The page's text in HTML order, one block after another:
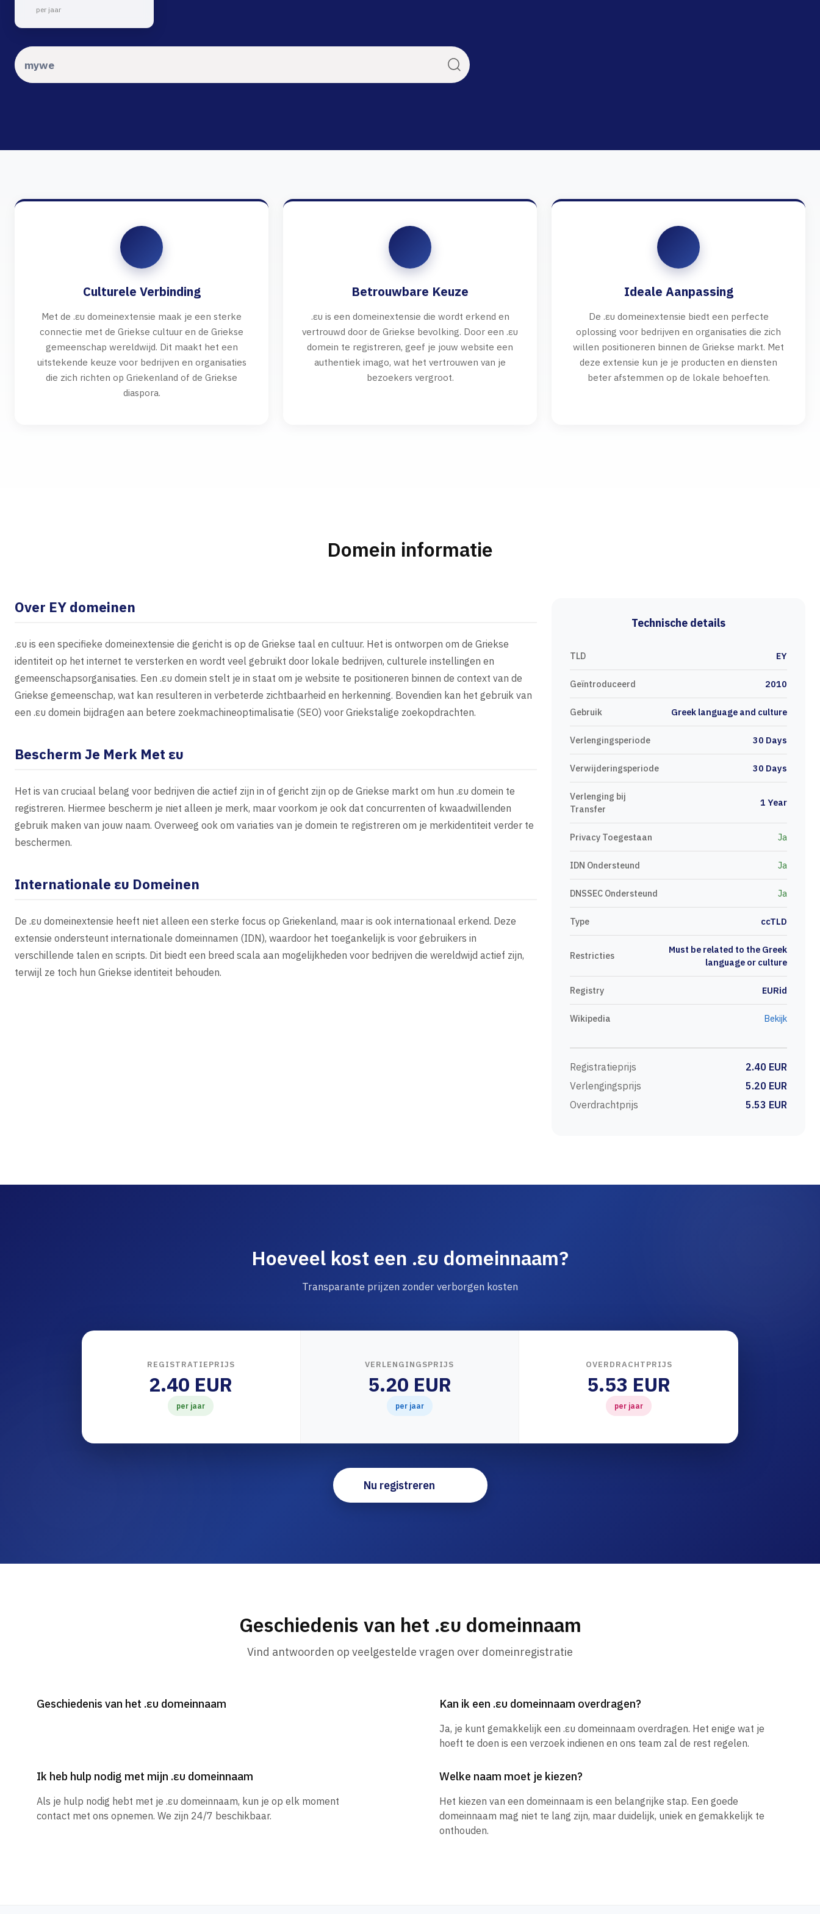
per jaar
Culturele Verbinding
Met de .ευ domeinextensie maak je een sterke
connectie met de Griekse cultuur en de Griekse
gemeenschap wereldwijd. Dit maakt het een
uitstekende keuze voor bedrijven en organisaties
die zich richten op Griekenland of de Griekse
diaspora.
Betrouwbare Keuze
.ευ is een domeinextensie die wordt erkend en
vertrouwd door de Griekse bevolking. Door een .ευ
domein te registreren, geef je jouw website een
authentiek imago, wat het vertrouwen van je
bezoekers vergroot.
Ideale Aanpassing
De .ευ domeinextensie biedt een perfecte
oplossing voor bedrijven en organisaties die zich
willen positioneren binnen de Griekse markt. Met
deze extensie kun je je producten en diensten
beter afstemmen op de lokale behoeften.
Domein informatie
Over ΕΥ domeinen
.ευ is een specifieke domeinextensie die gericht is op de Griekse taal en cultuur. Het is ontworpen om de Griekse
identiteit op het internet te versterken en wordt veel gebruikt door lokale bedrijven, culturele instellingen en
gemeenschapsorganisaties. Een .ευ domein stelt je in staat om je website te positioneren binnen de context van de
Griekse gemeenschap, wat kan resulteren in verbeterde zichtbaarheid en herkenning. Bovendien kan het gebruik van
een .ευ domein bijdragen aan betere zoekmachineoptimalisatie (SEO) voor Griekstalige zoekopdrachten.
Bescherm Je Merk Met ευ
Het is van cruciaal belang voor bedrijven die actief zijn in of gericht zijn op de Griekse markt om hun .ευ domein te
registreren. Hiermee bescherm je niet alleen je merk, maar voorkom je ook dat concurrenten of kwaadwillenden
gebruik maken van jouw naam. Overweeg ook om variaties van je domein te registreren om je merkidentiteit verder te
beschermen.
Internationale ευ Domeinen
De .ευ domeinextensie heeft niet alleen een sterke focus op Griekenland, maar is ook internationaal erkend. Deze
extensie ondersteunt internationale domeinnamen (IDN), waardoor het toegankelijk is voor gebruikers in
verschillende talen en scripts. Dit biedt een breed scala aan mogelijkheden voor bedrijven die wereldwijd actief zijn,
terwijl ze toch hun Griekse identiteit behouden.
Technische details
TLD ΕΥ
Geïntroduceerd 2010
Gebruik Greek language and culture
Verlengingsperiode 30 Days
Verwijderingsperiode 30 Days
Verlenging bij
Transfer
1 Year
Privacy Toegestaan Ja
IDN Ondersteund Ja
DNSSEC Ondersteund Ja
Type ccTLD
Restricties
Must be related to the Greek
language or culture
Registry EURid
Wikipedia Bekijk
Registratieprijs
2.40 EUR
Verlengingsprijs
5.20 EUR
Overdrachtprijs
5.53 EUR
Hoeveel kost een .ευ domeinnaam?
Transparante prijzen zonder verborgen kosten
REGISTRATIEPRIJS
2.40 EUR
per jaar
VERLENGINGSPRIJS
5.20 EUR
per jaar
OVERDRACHTPRIJS
5.53 EUR
per jaar
Nu registreren
Geschiedenis van het .ευ domeinnaam
Vind antwoorden op veelgestelde vragen over domeinregistratie
Geschiedenis van het .ευ domeinnaam Kan ik een .ευ domeinnaam overdragen?
Ja, je kunt gemakkelijk een .ευ domeinnaam overdragen. Het enige wat je
hoeft te doen is een verzoek indienen en ons team zal de rest regelen.
Ik heb hulp nodig met mijn .ευ domeinnaam
Als je hulp nodig hebt met je .ευ domeinnaam, kun je op elk moment
contact met ons opnemen. We zijn 24/7 beschikbaar.
Welke naam moet je kiezen?
Het kiezen van een domeinnaam is een belangrijke stap. Een goede
domeinnaam mag niet te lang zijn, maar duidelijk, uniek en gemakkelijk te
onthouden.